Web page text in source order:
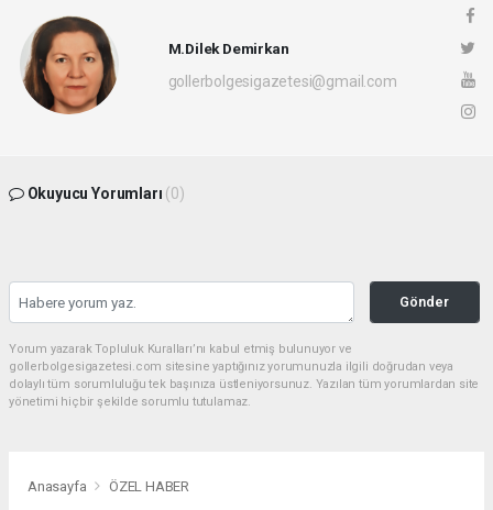
M.Dilek Demirkan
gollerbolgesigazetesi@gmail.com
Okuyucu Yorumları (0)
Gönder
Yorum yazarak Topluluk Kuralları’nı kabul etmiş bulunuyor ve
gollerbolgesigazetesi.com sitesine yaptığınız yorumunuzla ilgili doğrudan veya
dolaylı tüm sorumluluğu tek başınıza üstleniyorsunuz. Yazılan tüm yorumlardan site
yönetimi hiçbir şekilde sorumlu tutulamaz.
Anasayfa ÖZEL HABER